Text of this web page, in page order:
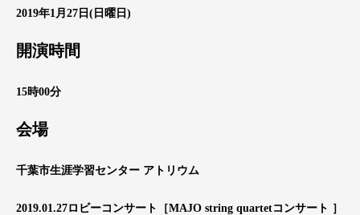
2019年1月27日(日曜日)
開演時間
15時00分
会場
千葉市生涯学習センター アトリウム
2019.01.27ロビーコンサート［MAJO string quartetコンサート ］